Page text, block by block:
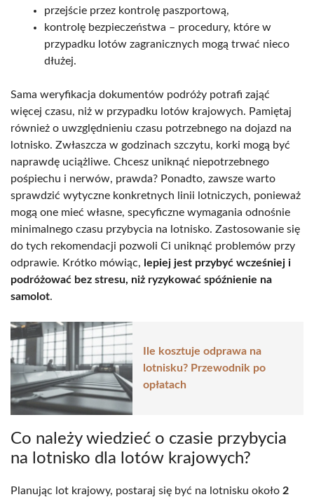
przejście przez kontrolę paszportową,
kontrolę bezpieczeństwa – procedury, które w
przypadku lotów zagranicznych mogą trwać nieco
dłużej.
Sama weryfikacja dokumentów podróży potrafi zająć
więcej czasu, niż w przypadku lotów krajowych. Pamiętaj
również o uwzględnieniu czasu potrzebnego na dojazd na
lotnisko. Zwłaszcza w godzinach szczytu, korki mogą być
naprawdę uciążliwe. Chcesz uniknąć niepotrzebnego
pośpiechu i nerwów, prawda? Ponadto, zawsze warto
sprawdzić wytyczne konkretnych linii lotniczych, ponieważ
mogą one mieć własne, specyficzne wymagania odnośnie
minimalnego czasu przybycia na lotnisko. Zastosowanie się
do tych rekomendacji pozwoli Ci uniknąć problemów przy
odprawie. Krótko mówiąc, lepiej jest przybyć wcześniej i
podróżować bez stresu, niż ryzykować spóźnienie na
samolot.
Ile kosztuje odprawa na
lotnisku? Przewodnik po
opłatach
Co należy wiedzieć o czasie przybycia
na lotnisko dla lotów krajowych?
Planując lot krajowy, postaraj się być na lotnisku około 2